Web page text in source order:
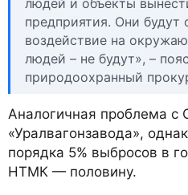
людей и объекты
предприятия. Они будут
воздействие на
людей – не будут», –
природоохранный
Аналогичная проблема с
«Уралвагонзавода»,
порядка 5% выбросов в
НТМК — половину.